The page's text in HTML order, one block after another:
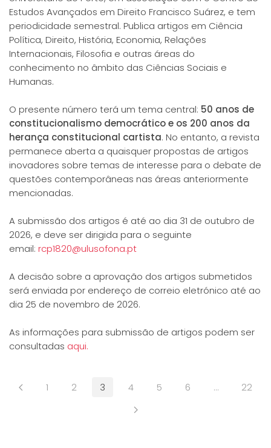
Estudos Avançados em Direito Francisco Suárez, e tem
periodicidade semestral. Publica artigos em Ciência
Política, Direito, História, Economia, Relações
Internacionais, Filosofia e outras áreas do
conhecimento no âmbito das Ciências Sociais e
Humanas.
O presente número terá um tema central: 50 anos de
constitucionalismo democrático e os 200 anos da
herança constitucional cartista. No entanto, a revista
permanece aberta a quaisquer propostas de artigos
inovadores sobre temas de interesse para o debate de
questões contemporâneas nas áreas anteriormente
mencionadas.
A submissão dos artigos é até ao dia 31 de outubro de
2026, e deve ser dirigida para o seguinte
email: rcp1820@ulusofona.pt
A decisão sobre a aprovação dos artigos submetidos
será enviada por endereço de correio eletrónico até ao
dia 25 de novembro de 2026.
As informações para submissão de artigos podem ser
consultadas aqui.
1 2 3 4 5 6 … 22